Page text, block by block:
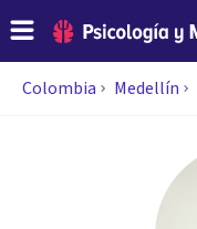
Colombia Medellín